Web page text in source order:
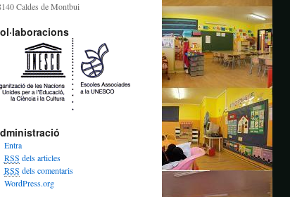
Caldes de Montbui
Entra
RSS dels articles
RSS dels comentaris
WordPress.org